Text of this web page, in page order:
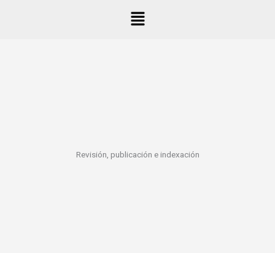
Menú
Revisión, publicación e indexación